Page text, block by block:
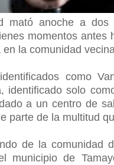
mató anoche a
momentos
la comunidad
como
identificado solo
a un centro de
parte de la multitud
de la comunidad
municipio de